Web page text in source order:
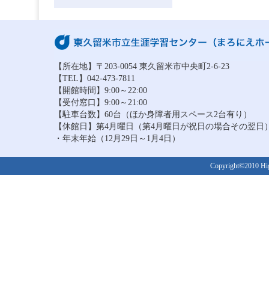
【所在地】〒203-0054 東久留米市中央町2-6-23
【TEL】042-473-7811
【開館時間】9:00～22:00
【受付窓口】9:00～21:00
【駐車台数】60台（ほか身障者用スペース2台有り）
【休館日】第4月曜日（第4月曜日が祝日の場合その翌日
・年末年始（12月29日～1月4日）
Copyright©2010